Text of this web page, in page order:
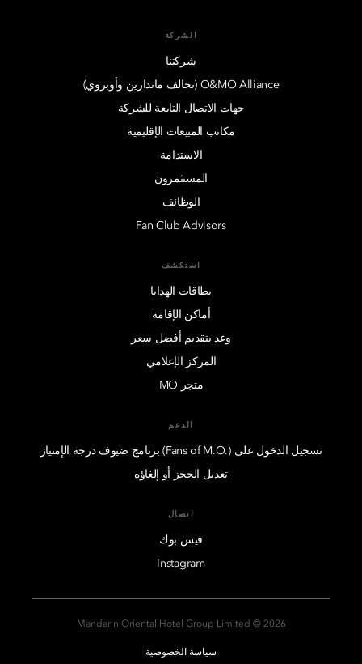
الشركة
شركتنا
O&MO Alliance (تحالف ماندارين وأوبروي)
جهات الاتصال التابعة للشركة
مكاتب المبيعات الإقليمية
الاستدامة
المستثمرون
الوظائف
Fan Club Advisors
استكشف
بطاقات الهدايا
أماكن الإقامة
وعد بتقديم أفضل سعر
المركز الإعلامي
متجر MO
الدعم
تسجيل الدخول على (.Fans of M.O) برنامج ضيوف درجة الإمتياز
تعديل الحجز أو إلغاؤه
اتصال
فيس بوك
Instagram
2026 © Mandarin Oriental Hotel Group Limited
سياسة الخصوصية